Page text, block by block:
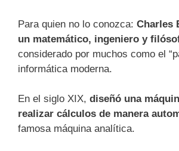
Para quien no lo conozca: Charles
un matemático, ingeniero y
considerado por muchos como el
informática moderna.
En el siglo XIX, diseñó una
realizar cálculos de manera
famosa máquina analítica.